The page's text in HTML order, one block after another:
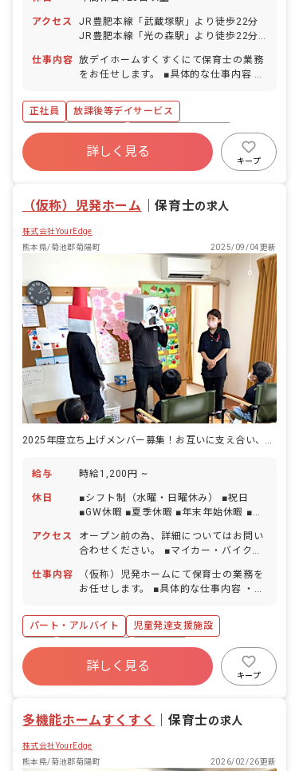
アクセス
JR豊肥本線「武蔵塚駅」より徒歩22分
JR豊肥本線「光の森駅」より徒歩22分
イカー通勤の場合、駐車場代補助あり）
仕事内容 放デイホームすくすくにて保育士の業務
をお任せします。 ■具体的な仕事内容 ・
動面の支援どちらにも取り組み、一人ひ
とりのお子さんに合わせた支援を提供で
きるようにしています。 ・私たちの療育
は「子どもをほめることで伸ばし、強み
を活かす」というスタイルです。 『ほめ
し、成功体験と自信を積み 上げていくお
正社員
放課後等デイサービス
ボーナス・賞与あり
年間休日120日以上
社会保険完備
有給
福利厚生充実
詳しく見る
キープ
（仮称）児発ホーム ｜保育士の求人
株式会社YourEdge
熊本県/菊池郡菊陽町
2025/09/04更新
2025年度立ち上げメンバー募集！お互いに支え合い、高め合える環境です
給与 時給1,200円 ~
休日
■シフト制（水曜・日曜休み） ■祝日
■GW休暇 ■夏季休暇 ■年末年始休暇 ■有
アクセス
オープン前の為、詳細についてはお問い
合わせください。 ■マイカー・バイク・
車場代補助あり）
仕事内容
（仮称）児発ホームにて保育士の業務を
お任せします。 ■具体的な仕事内容 ・児
面の支援どちらにも取り組み、一人ひと
りのお子さんに合わせた支援を提供でき
るようにしています。 ・私たちの療育は
「子どもをほめることで伸ばし、強みを
活かす」というスタイルです。 『ほめら
成功体験と自信を積み 上げていくお手伝
パート・アルバイト
児童発達支援施設
有給
昇給昇進あり
車通勤可
週2.3日~OK
オープニング
詳しく見る
キープ
多機能ホームすくすく ｜保育士の求人
株式会社YourEdge
熊本県/菊池郡菊陽町
2026/02/26更新